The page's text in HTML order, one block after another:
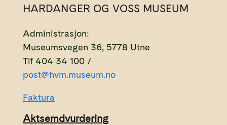
HARDANGER OG VOSS MUSEUM
Administrasjon:
Museumsvegen 36, 5778 Utne
Tlf 404 34 100 /
post@hvm.museum.no
Faktura
Aktsemdvurdering